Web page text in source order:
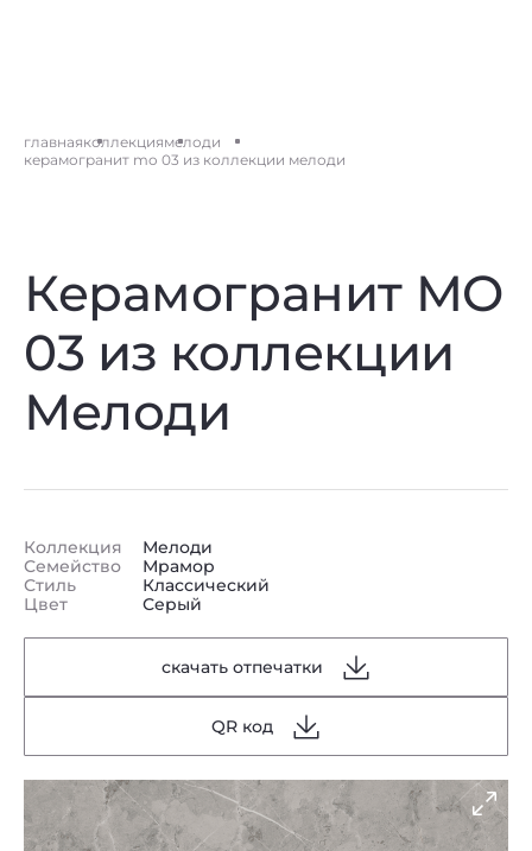
главнаяколлекциямелоди
керамогранит mo 03 из коллекции мелоди
Керамогранит MO
03 из коллекции
Мелоди
Коллекция
Семейство
Стиль
Цвет
Мелоди
Мрамор
Классический
Серый
скачать отпечатки
QR код